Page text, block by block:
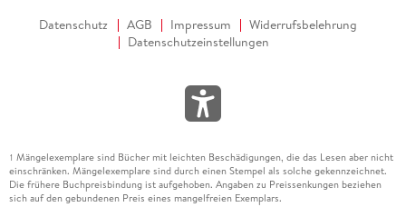
Datenschutz AGB Impressum
Widerrufsbelehrung
Datenschutzeinstellungen
1 Mängelexemplare sind Bücher mit leichten Beschädigungen, die das Lesen aber nicht
einschränken. Mängelexemplare sind durch einen Stempel als solche gekennzeichnet.
Die frühere Buchpreisbindung ist aufgehoben. Angaben zu Preissenkungen beziehen
sich auf den gebundenen Preis eines mangelfreien Exemplars.